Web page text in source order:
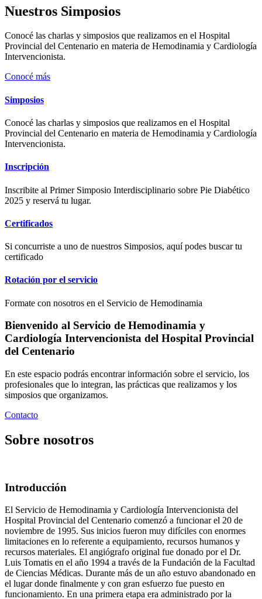
Nuestros Simposios
Conocé las charlas y simposios que realizamos en el Hospital
Provincial del Centenario en materia de Hemodinamia y Cardiología
Intervencionista.
Conocé más
Simposios
Conocé las charlas y simposios que realizamos en el Hospital
Provincial del Centenario en materia de Hemodinamia y Cardiología
Intervencionista.
Inscripción
Inscribite al Primer Simposio Interdisciplinario sobre Pie Diabético
2025 y reservá tu lugar.
Certificados
Si concurriste a uno de nuestros Simposios, aquí podes buscar tu
certificado
Rotación por el servicio
Formate con nosotros en el Servicio de Hemodinamia
Bienvenido al Servicio de Hemodinamia y
Cardiología Intervencionista del Hospital Provincial
del Centenario
En este espacio podrás encontrar información sobre el servicio, los
profesionales que lo integran, las prácticas que realizamos y los
simposios que organizamos.
Contacto
Sobre nosotros
Introducción
El Servicio de Hemodinamia y Cardiología Intervencionista del
Hospital Provincial del Centenario comenzó a funcionar el 20 de
noviembre de 1995. Sus inicios fueron muy difíciles con enormes
limitaciones en lo referente a equipamiento, recursos humanos y
recursos materiales. El angiógrafo original fue donado por el Dr.
Luis Tomatis en el año 1994 a través de la Fundación de la Facultad
de Ciencias Médicas. Durante más de un año estuvo abandonado en
el lugar donde finalmente y con gran esfuerzo fue puesto en
funcionamiento. En una primera etapa era administrado por la